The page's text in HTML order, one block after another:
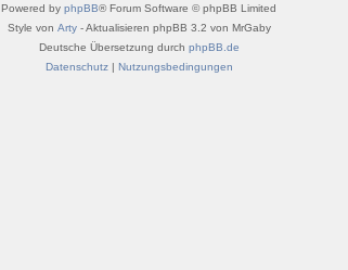
Powered by phpBB® Forum Software © phpBB Limited
Style von Arty- Aktualisieren phpBB 3.2 von MrGaby
Deutsche Übersetzung durch phpBB.de
Datenschutz| Nutzungsbedingungen